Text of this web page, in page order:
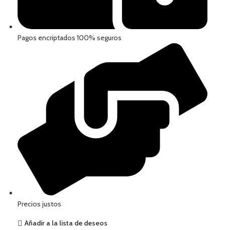
Pagos encriptados 100% seguros
Precios justos
Añadir a la lista de deseos